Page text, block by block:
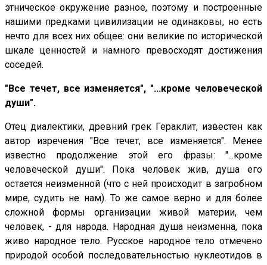
этническое окружение разное, поэтому и построенные
нашими предками цивилизации не одинаковы, но есть
нечто для всех них общее: они великие по исторической
шкале ценностей и намного превосходят достижения
соседей.
"Все течет, все изменяется", "...кроме человеческой
души".
Отец диалектики, древний грек Гераклит, известен как
автор изречения "Все течет, все изменяется". Менее
известно продолжение этой его фразы: "...кроме
человеческой души". Пока человек жив, душа его
остается неизменной (что с ней происходит в загробном
мире, судить не нам). То же самое верно и для более
сложной формы организации живой материи, чем
человек, - для народа. Народная душа неизменна, пока
живо народное тело. Русское народное тело отмечено
природой особой последовательностью нуклеотидов в